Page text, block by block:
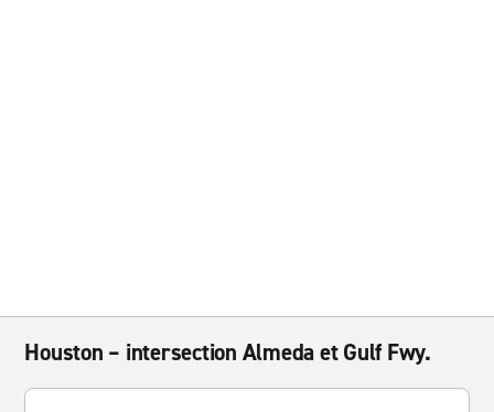
Houston – intersection Almeda et Gulf Fwy.